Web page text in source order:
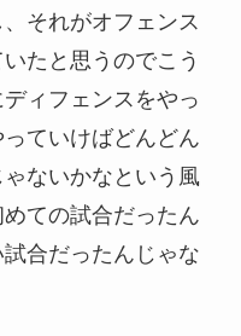
それがオフェンス
たと思うのでこう
ィフェンスをやっ
ていけばどんどん
ないかなという風
ての試合だったん
合だったんじゃな